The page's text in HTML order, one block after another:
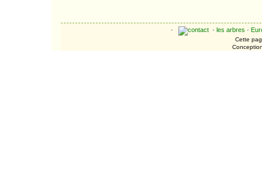
· · les arbres ·
Cette